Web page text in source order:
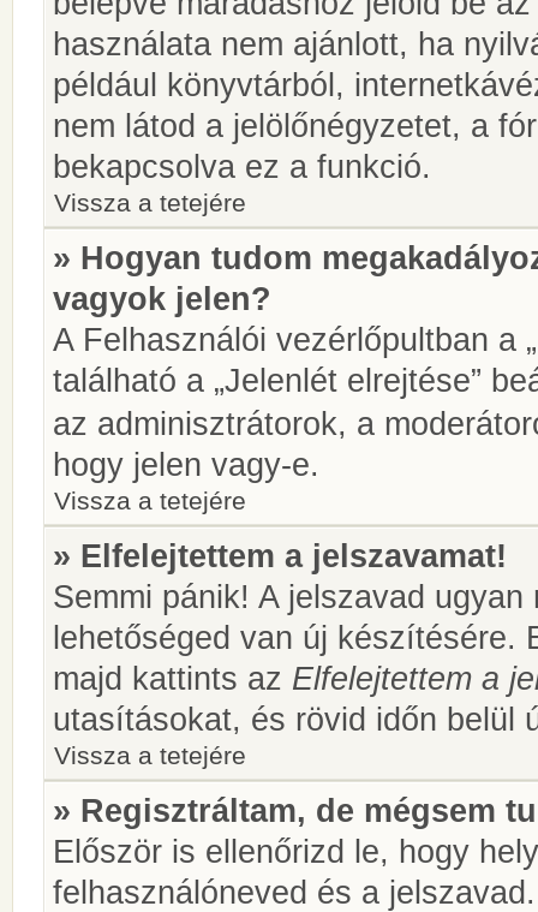
használata nem ajánlott, ha
például könyvtárból,
nem látod a jelölőnégyzetet, a
bekapcsolva ez a funkció.
Vissza a tetejére
» Hogyan tudom
vagyok jelen?
A Felhasználói vezérlőpultban a
található a „Jelenlét elrejtése”
az adminisztrátorok, a
hogy jelen vagy-e.
Vissza a tetejére
» Elfelejtettem a jelszavamat!
Semmi pánik! A jelszavad
lehetőséged van új készítésére.
majd kattints az Elfelejtettem a
utasításokat, és rövid időn belül
Vissza a tetejére
» Regisztráltam, de mégsem
Először is ellenőrizd le, hogy
felhasználóneved és a